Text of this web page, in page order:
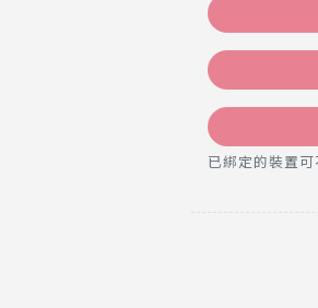
已綁定的裝置